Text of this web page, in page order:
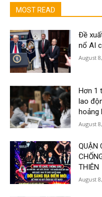
MOST READ
Đề
nổ AI
August
Hơn 1
lao
hoảng
August
QUẬN
THIÊN
August